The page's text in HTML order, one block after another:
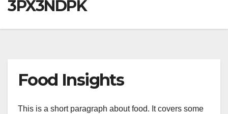
3PX3NDPK
Food Insights
This is a short paragraph about food. It covers some